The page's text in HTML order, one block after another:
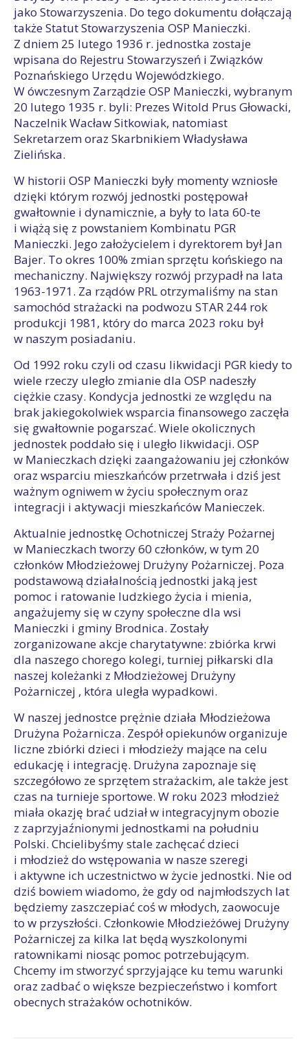
jako Stowarzyszenia. Do tego dokumentu dołączają
także Statut Stowarzyszenia OSP Manieczki.
Z dniem 25 lutego 1936 r. jednostka zostaje
wpisana do Rejestru Stowarzyszeń i Związków
Poznańskiego Urzędu Wojewódzkiego.
W ówczesnym Zarządzie OSP Manieczki, wybranym
20 lutego 1935 r. byli: Prezes Witold Prus Głowacki,
Naczelnik Wacław Sitkowiak, natomiast
Sekretarzem oraz Skarbnikiem Władysława
Zielińska.
W historii OSP Manieczki były momenty wzniosłe
dzięki którym rozwój jednostki postępował
gwałtownie i dynamicznie, a były to lata 60-te
i wiążą się z powstaniem Kombinatu PGR
Manieczki. Jego założycielem i dyrektorem był Jan
Bajer. To okres 100% zmian sprzętu końskiego na
mechaniczny. Największy rozwój przypadł na lata
1963-1971. Za rządów PRL otrzymaliśmy na stan
samochód strażacki na podwozu STAR 244 rok
produkcji 1981, który do marca 2023 roku był
w naszym posiadaniu.
Od 1992 roku czyli od czasu likwidacji PGR kiedy to
wiele rzeczy uległo zmianie dla OSP nadeszły
ciężkie czasy. Kondycja jednostki ze względu na
brak jakiegokolwiek wsparcia finansowego zaczęła
się gwałtownie pogarszać. Wiele okolicznych
jednostek poddało się i uległo likwidacji. OSP
w Manieczkach dzięki zaangażowaniu jej członków
oraz wsparciu mieszkańców przetrwała i dziś jest
ważnym ogniwem w życiu społecznym oraz
integracji i aktywacji mieszkańców Manieczek.
Aktualnie jednostkę Ochotniczej Straży Pożarnej
w Manieczkach tworzy 60 członków, w tym 20
członków Młodzieżowej Drużyny Pożarniczej. Poza
podstawową działalnością jednostki jaką jest
pomoc i ratowanie ludzkiego życia i mienia,
angażujemy się w czyny społeczne dla wsi
Manieczki i gminy Brodnica. Zostały
zorganizowane akcje charytatywne: zbiórka krwi
dla naszego chorego kolegi, turniej piłkarski dla
naszej koleżanki z Młodzieżowej Drużyny
Pożarniczej , która uległa wypadkowi.
W naszej jednostce prężnie działa Młodzieżowa
Drużyna Pożarnicza. Zespół opiekunów organizuje
liczne zbiórki dzieci i młodzieży mające na celu
edukację i integrację. Drużyna zapoznaje się
szczegółowo ze sprzętem strażackim, ale także jest
czas na turnieje sportowe. W roku 2023 młodzież
miała okazję brać udział w integracyjnym obozie
z zaprzyjaźnionymi jednostkami na południu
Polski. Chcielibyśmy stale zachęcać dzieci
i młodzież do wstępowania w nasze szeregi
i aktywne ich uczestnictwo w życie jednostki. Nie od
dziś bowiem wiadomo, że gdy od najmłodszych lat
będziemy zaszczepiać coś w młodych, zaowocuje
to w przyszłości. Członkowie Młodzieżówej Drużyny
Pożarniczej za kilka lat będą wyszkolonymi
ratownikami niosąc pomoc potrzebującym.
Chcemy im stworzyć sprzyjające ku temu warunki
oraz zadbać o większe bezpieczeństwo i komfort
obecnych strażaków ochotników.